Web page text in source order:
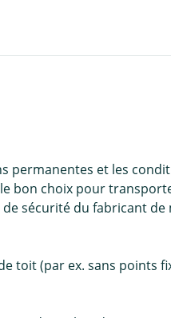
permanentes et les
bon choix pour
de sécurité du fabricant
toit (par ex. sans points